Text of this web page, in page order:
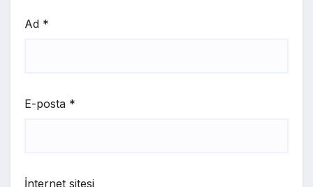
Ad *
E-posta *
İnternet sitesi